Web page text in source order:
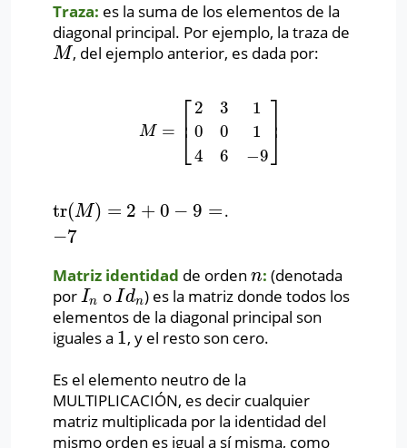
Traza: es la suma de los elementos de la
diagonal principal. Por ejemplo, la traza de
M
M , del ejemplo anterior, es dada por:
M = ⎡
⎣
⎢ 2
0
4
3
0
6
1
1
−9
⎤
⎦⎥
M =[2 3 10 14 9]
tr(M) = 2 + 0 − 9 =
−7
tr(M)=2 +0 −9 =− 7 .
Matriz identidad de orden n
n: (denotada
por In
In oIdn
Idn ) es la matriz donde todos los
elementos de la diagonal principal son
iguales a 1
1, y el resto son cero.
Es el elemento neutro de la
MULTIPLICACIÓN, es decir cualquier
matriz multiplicada por la identidad del
mismo orden es igual a sí misma, como